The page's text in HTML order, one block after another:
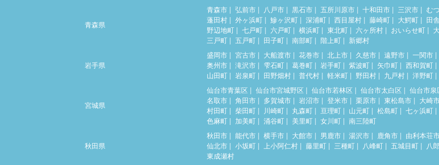
青森県
青森市 弘前市 八戸市 黒石市 五所川原市 十和田市 三沢市
む
蓬田村
外ヶ浜町 鰺ヶ沢町 深浦町 西目屋村 藤崎町 大鰐町
田
野辺地町
七戸町 六戸町 横浜町 東北町 六ヶ所村 おいらせ町
三戸町
五戸町 田子町 南部町 階上町 新郷村
岩手県
盛岡市 宮古市 大船渡市 花巻市 北上市 久慈市 遠野市
一関市
奥州市
滝沢市 雫石町 葛巻町 岩手町 紫波町 矢巾町
西和賀町
山田町
岩泉町 田野畑村 普代村 軽米町 野田村 九戸村 洋野町
宮城県
仙台市青葉区 仙台市宮城野区 仙台市若林区 仙台市太白区
仙台市泉
名取市
角田市 多賀城市 岩沼市 登米市 栗原市 東松島市
大崎
村田町
柴田町 川崎町 丸森町 亘理町 山元町 松島町
七ヶ浜町
色麻町
加美町 涌谷町 美里町 女川町 南三陸町
秋田県
秋田市 能代市 横手市 大館市 男鹿市 湯沢市 鹿角市
由利本荘
仙北市
小坂町 上小阿仁村 藤里町 三種町 八峰町 五城目町
八
東成瀬村